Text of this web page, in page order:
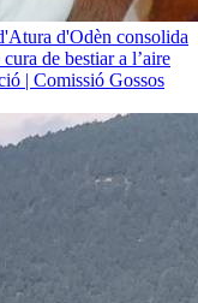
d'Odèn consolida
de bestiar a l’aire
| Comissió Gossos